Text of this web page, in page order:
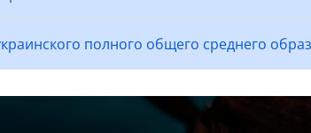
полного общего среднего